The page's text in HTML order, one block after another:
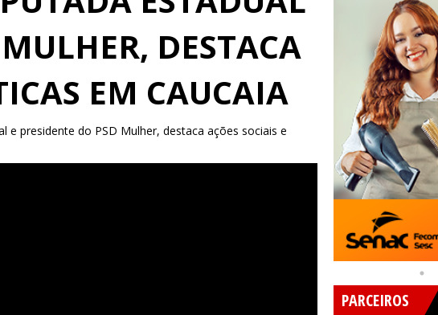
DESTACA
EM CAUCAIA
e presidente do PSD Mulher, destaca ações sociais e
PARCEIROS